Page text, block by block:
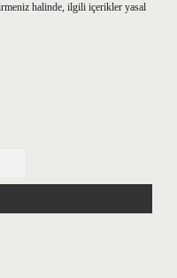
halinde, ilgili içerikler yasal